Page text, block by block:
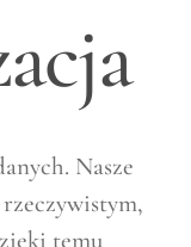
Nasze
temu